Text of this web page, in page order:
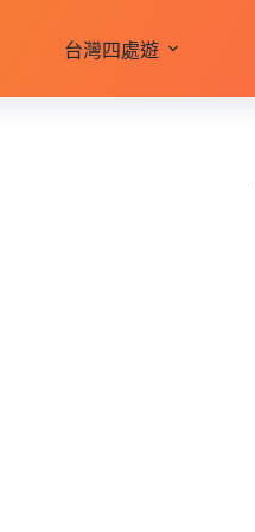
台灣四處遊